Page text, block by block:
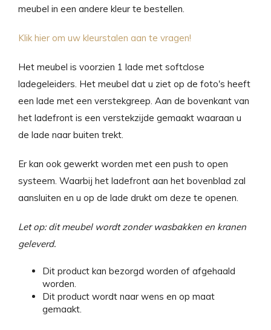
meubel in een andere kleur te bestellen.
Klik hier om uw kleurstalen aan te vragen!
Het meubel is voorzien 1 lade met softclose
ladegeleiders. Het meubel dat u ziet op de foto's heeft
een lade met een verstekgreep. Aan de bovenkant van
het ladefront is een verstekzijde gemaakt waaraan u
de lade naar buiten trekt.
Er kan ook gewerkt worden met een push to open
systeem. Waarbij het ladefront aan het bovenblad zal
aansluiten en u op de lade drukt om deze te openen.
Let op: dit meubel wordt zonder wasbakken en kranen
geleverd.
Dit product kan bezorgd worden of afgehaald
worden.
Dit product wordt naar wens en op maat
gemaakt.